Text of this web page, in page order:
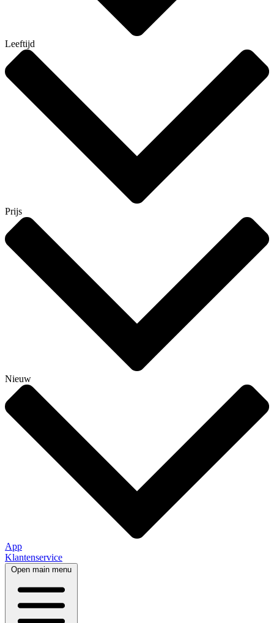
Leeftijd
Prijs
Nieuw
App
Klantenservice
Open main menu